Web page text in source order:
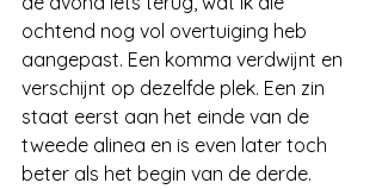
ochtend nog vol overtuiging heb
aangepast. Een komma verdwijnt en
verschijnt op dezelfde plek. Een zin
staat eerst aan het einde van de
tweede alinea en is even later toch
beter als het begin van de derde.